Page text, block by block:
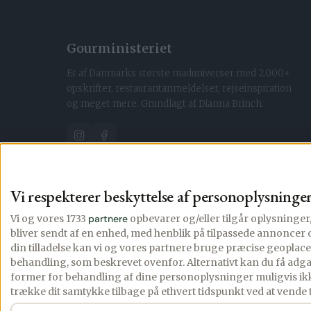
Vi respekterer beskyttelse af
Vi og vores 1733 partnere opbevarer og/eller tilgår
bliver sendt af en enhed, med henblik på tilpassede
din tilladelse kan vi og vores partnere bruge præcise
behandling, som beskrevet ovenfor. Alternativt kan du få
former for behandling af dine personoplysninger muligvis
trække dit samtykke tilbage på ethvert tidspunkt ved at
Gourministeriet
Et af Danmarks største maduniverser med 2.000+
opskrifter, restaurantanmeldelser, rejseinspiration
og meget mere. Grundlagt af Dianna Brinch.